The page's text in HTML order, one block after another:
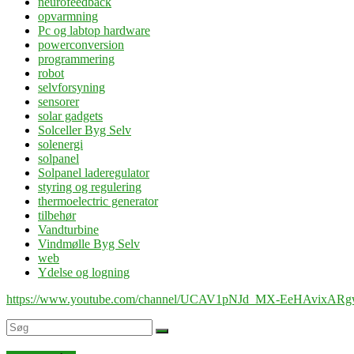
opvarmning
Pc og labtop hardware
powerconversion
programmering
robot
selvforsyning
sensorer
solar gadgets
Solceller Byg Selv
solenergi
solpanel
Solpanel laderegulator
styring og regulering
thermoelectric generator
tilbehør
Vandturbine
Vindmølle Byg Selv
web
Ydelse og logning
https://www.youtube.com/channel/UCAV1pNJd_MX-